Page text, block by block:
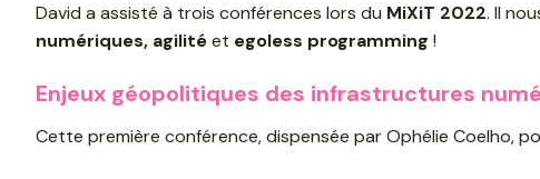
David a assisté à trois conférences lors du MiXiT 2022. Il
numériques, agilitéet egoless programming !
Enjeux géopolitiques des infrastructures
Cette première conférence, dispensée par Ophélie Coelho,